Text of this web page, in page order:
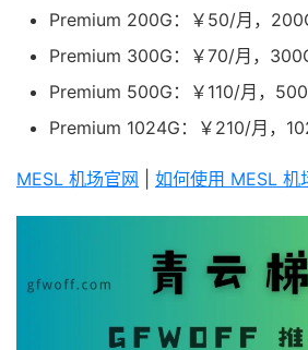
Premium 200G：￥50/月，
Premium 300G：￥70/月，
Premium 500G：￥110/月，
Premium 1024G：￥210/月，
MESL 机场官网 如何使用 MESL 机